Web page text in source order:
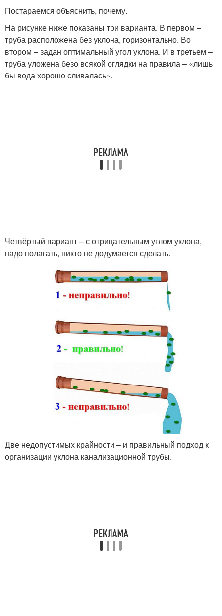
Постараемся объяснить, почему.
На рисунке ниже показаны три варианта. В первом –
труба расположена без уклона, горизонтально. Во
втором – задан оптимальный угол уклона. И в третьем –
труба уложена безо всякой оглядки на правила – «лишь
бы вода хорошо сливалась».
Четвёртый вариант – с отрицательным углом уклона,
надо полагать, никто не додумается сделать.
Две недопустимых крайности – и правильный подход к
организации уклона канализационной трубы.